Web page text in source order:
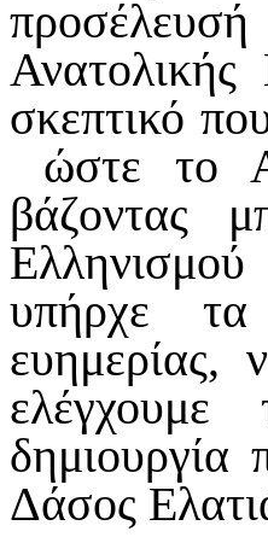
σκεπτικό
ώστε το
βάζοντας
υπήρχε τα
ευημερίας,
δημιουργία
Δάσος